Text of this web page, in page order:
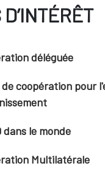
déléguée
de coopération pour
dans le monde
Multilatérale